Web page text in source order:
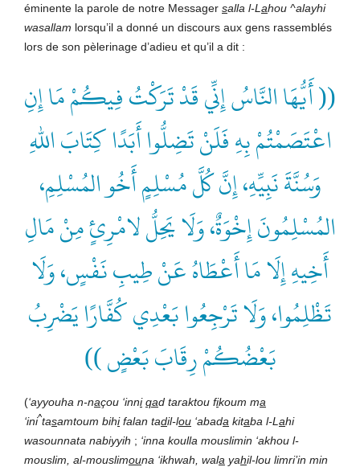
éminente la parole de notre Messager salla l-L ahou ^alayhi
wasallam lorsqu’il a donné un discours aux gens rassemblés
lors de son pèlerinage d’adieu et qu’il a dit :
(( أَيُّهَا النَّاسُ إِنِّي قَدْ تَرَكْتُ فِيكُمْ مَا إِنِ
اعْتَصَمْتُمْ بِهِ فَلَنْ تَضِلُّوا أَبَدًا كِتَابَ اللهِ
وَسُنَّةَ نَبِيِّهِ، إِنَّ كُلَّ مُسْلِمٍ أَخُو المُسْلِمِ،
المُسْلِمُونَ إِخْوَةٌ، وَلَا يَحِلُّ لامْرِئٍ مِنْ مَالِ
أَخِيهِ إِلَا مَا أَعْطَاهُ عَنْ طِيبِ نَفْسٍ، وَلَا
تَظْلِمُوا، وَلَا تَرْجِعُوا بَعْدِي كُفَّارًا يَضْرِبُ
بَعْضُكُمْ رِقَابَ بَعْضٍ ))
(‘ayyouha n-naçou ‘inni qad taraktou fikoum ma
‘ini^tasamtoum bihifalan tadil-lou ‘abada kitaba l-L ahi
wasounnata nabiyyih ; ‘inna koulla mouslimin ‘akhou l-
mouslim, al-mouslimouna ‘ikhwah, wala yahil-lou limri’in min